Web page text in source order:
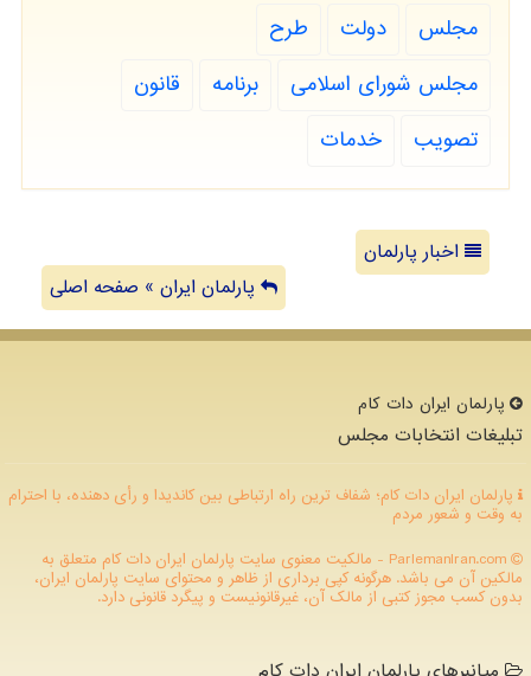
مجلس دولت
طرح
مجلس شورای اسلامی
برنامه
قانون
تصویب
خدمات
اخبار پارلمان
پارلمان ایران » صفحه اصلی
پارلمان ایران دات كام
تبلیغات انتخابات مجلس
پارلمان ایران دات کام؛ شفاف ترین راه ارتباطی بین کاندیدا و رأی دهنده، با احترام
به وقت و شعور مردم
ParlemanIran.com - مالکیت معنوی سایت پارلمان ایران دات كام متعلق به
مالکین آن می باشد. هرگونه کپی برداری از ظاهر و محتوای سایت پارلمان ایران،
بدون کسب مجوز کتبی از مالک آن، غیرقانونیست و پیگرد قانونی دارد.